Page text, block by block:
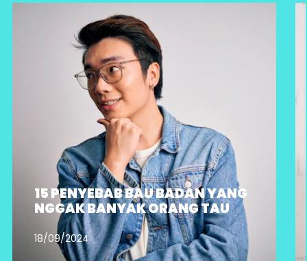
15 PENYEBAB BAU BADAN YANG
NGGAK BANYAK ORANG TAU
18/09/2024